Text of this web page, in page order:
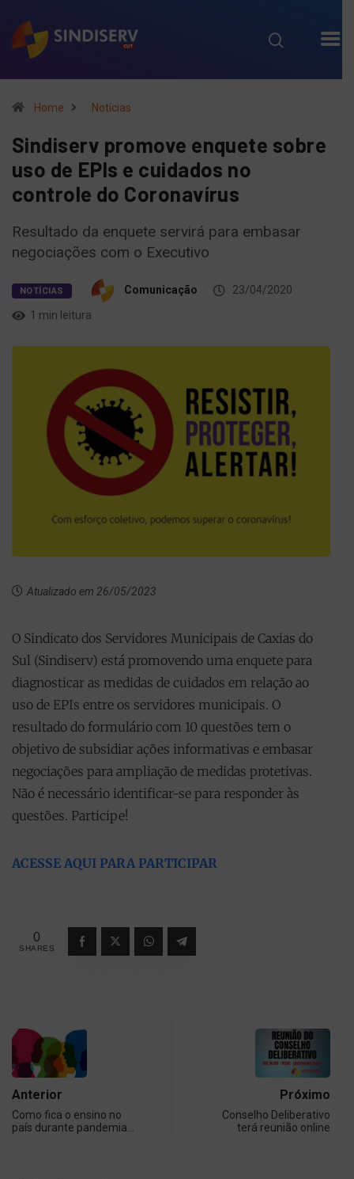
Home Notícias
Sindiserv promove enquete sobre
uso de EPIs e cuidados no
controle do Coronavírus
Resultado da enquete servirá para embasar
negociações com o Executivo
NOTÍCIAS Comunicação
23/04/2020
1 min leitura
Atualizado em 26/05/2023
O Sindicato dos Servidores Municipais de Caxias do
Sul (Sindiserv) está promovendo uma enquete para
diagnosticar as medidas de cuidados em relação ao
uso de EPIs entre os servidores municipais. O
resultado do formulário com 10 questões tem o
objetivo de subsidiar ações informativas e embasar
negociações para ampliação de medidas protetivas.
Não é necessário identificar-se para responder às
questões. Participe!
ACESSE AQUI PARA PARTICIPAR
0
SHARES
Anterior
Como fica o ensino no
país durante pandemia…
Próximo
Conselho Deliberativo
terá reunião online